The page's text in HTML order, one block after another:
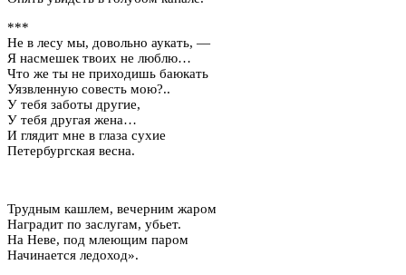
***
Не в лесу мы, довольно аукать, —
Я насмешек твоих не люблю…
Что же ты не приходишь баюкать
Уязвленную совесть мою?..
У тебя заботы другие,
У тебя другая жена…
И глядит мне в глаза сухие
Петербургская весна.
Трудным кашлем, вечерним жаром
Наградит по заслугам, убьет.
На Неве, под млеющим паром
Начинается ледоход».